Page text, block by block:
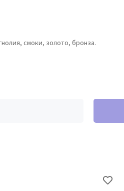
смоки, золото, бронза.